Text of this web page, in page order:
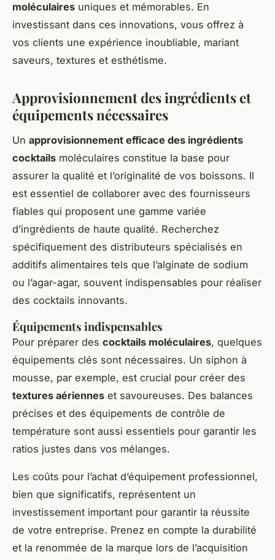
moléculaires uniques et mémorables. En
investissant dans ces innovations, vous offrez à
vos clients une expérience inoubliable, mariant
saveurs, textures et esthétisme.
Approvisionnement des ingrédients et
équipements nécessaires
Un approvisionnement efficace des ingrédients
cocktails moléculaires constitue la base pour
assurer la qualité et l’originalité de vos boissons. Il
est essentiel de collaborer avec des fournisseurs
fiables qui proposent une gamme variée
d’ingrédients de haute qualité. Recherchez
spécifiquement des distributeurs spécialisés en
additifs alimentaires tels que l’alginate de sodium
ou l’agar-agar, souvent indispensables pour réaliser
des cocktails innovants.
Équipements indispensables
Pour préparer des cocktails moléculaires, quelques
équipements clés sont nécessaires. Un siphon à
mousse, par exemple, est crucial pour créer des
textures aériennes et savoureuses. Des balances
précises et des équipements de contrôle de
température sont aussi essentiels pour garantir les
ratios justes dans vos mélanges.
Les coûts pour l’achat d’équipement professionnel,
bien que significatifs, représentent un
investissement important pour garantir la réussite
de votre entreprise. Prenez en compte la durabilité
et la renommée de la marque lors de l’acquisition